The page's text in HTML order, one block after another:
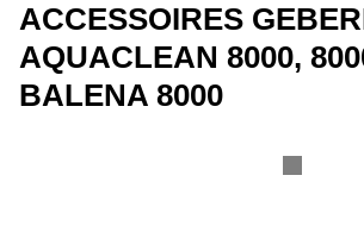
ACCESSOIRES
AQUACLEAN 8000,
BALENA 8000